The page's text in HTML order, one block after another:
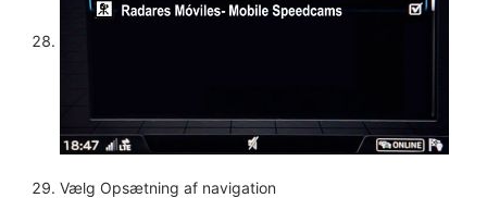
Vælg Opsætning af navigation